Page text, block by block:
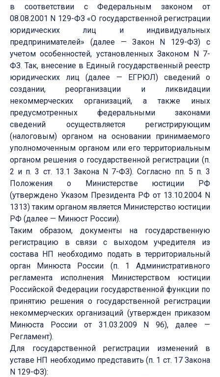
в соответствии с Федеральным законом от
08.08.2001 N 129-ФЗ «О государственной регистрации
юридических лиц и индивидуальных
предпринимателей» (далее — Закон N 129-ФЗ) с
учетом особенностей, установленных Законом N 7-
ФЗ. Так, внесение в Единый государственный реестр
юридических лиц (далее — ЕГРЮЛ) сведений о
создании, реорганизации и ликвидации
некоммерческих организаций, а также иных
предусмотренных федеральными законами
сведений осуществляется регистрирующим
(налоговым) органом на основании принимаемого
уполномоченным органом или его территориальным
органом решения о государственной регистрации (п.
2 и п. 3 ст. 13.1 Закона N 7-ФЗ). Согласно пп. 5 п. 3
Положения о Министерстве юстиции РФ
(утверждено Указом Президента РФ от 13.10.2004 N
1313) таким органом является Министерство юстиции
РФ (далее — Минюст России).
Таким образом, документы на государственную
регистрацию в связи с выходом учредителя из
состава НП необходимо подать в территориальный
орган Минюста России (п. 1 Административного
регламента исполнения Министерством юстиции
Российской Федерации государственной функции по
принятию решения о государственной регистрации
некоммерческих организаций (утвержден приказом
Минюста России от 31.03.2009 N 96), далее —
Регламент).
Для государственной регистрации изменений в
уставе НП необходимо представить (п. 1 ст. 17 Закона
N 129-ФЗ):